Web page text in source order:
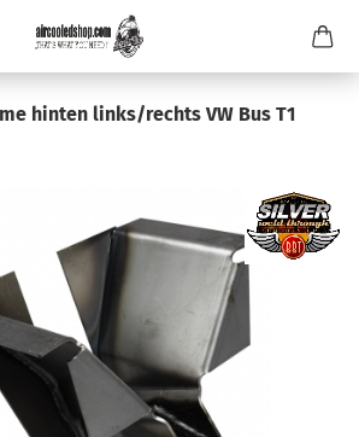
hinten links/rechts VW Bus T1